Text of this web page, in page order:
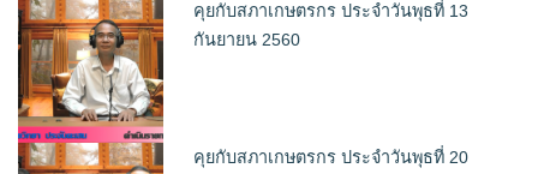
คุยกับสภาเกษตรกร ประจำวันพุธที่ 13
กันยายน 2560
คุยกับสภาเกษตรกร ประจำวันพุธที่ 20